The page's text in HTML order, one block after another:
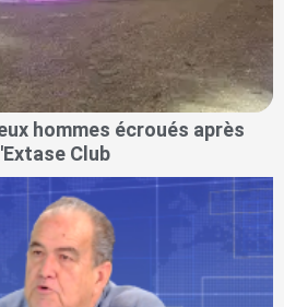
hommes écroués après
Club